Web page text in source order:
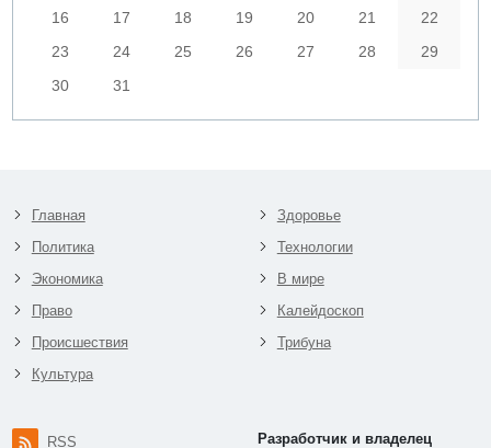
16
17 18 19 20 21
22
23
24 25 26 27 28
29
30
31
Главная
Политика
Экономика
Право
Происшествия
Культура
Здоровье
Технологии
В мире
Калейдоскоп
Трибуна
RSS Разработчик и владелец